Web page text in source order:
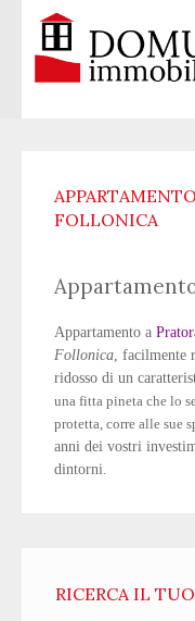
FOLLONICA
Appartamento a
Follonica, facilmente
ridosso di un
una fitta pineta che lo
protetta, corre alle sue
anni dei vostri
dintorni.
RICERCA IL